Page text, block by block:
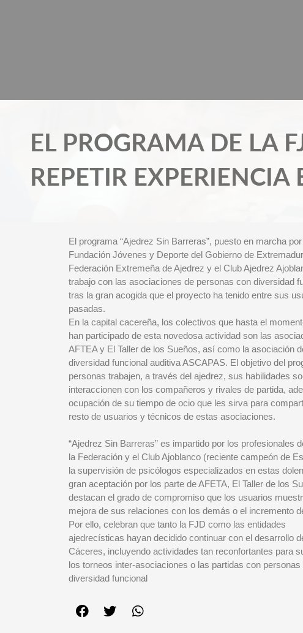
EL PROGRAMA DE LA
REPETIR EXPERIENCIA
El programa “Ajedrez Sin Barreras”, puesto en marcha
Fundación Jóvenes y Deporte del Gobierno de
Federación Extremeña de Ajedrez y el Club Ajedrez
trabajo con las asociaciones de personas con diversidad
tras la gran acogida que el proyecto ha tenido entre sus
pasadas.
En la capital cacereña, los colectivos que hasta el
han participado de esta novedosa actividad son las
AFTEA y El Taller de los Sueños, así como la asociación
diversidad funcional auditiva ASCAPAS. El objetivo del
personas trabajen, a través del ajedrez, sus habilidades
interaccionen con los compañeros y rivales de partida,
ocupación de su tiempo de ocio que les sirva para
resto de usuarios y técnicos de estas asociaciones.
“Ajedrez Sin Barreras” es impartido por los profesionales
la Federación y el Club Ajoblanco (reciente campeón de
la supervisión de psicólogos especializados en estas
gran aceptación por los parte de AFETA, El Taller de los
destacan el grado de compromiso que los usuarios
mejora de sus relaciones con los demás o el incremento
Por ello, celebran que tanto la FJD como las entidades
ajedrecísticas hayan decidido continuar con el desarrollo
Cáceres, incluyendo actividades tan reconfortantes para
los torneos inter-asociaciones o las partidas con personas
diversidad funcional